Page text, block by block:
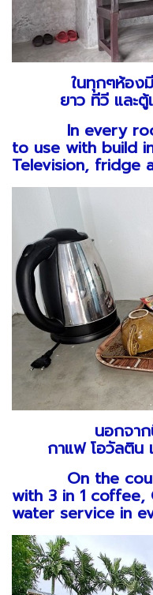
ในทุกๆห้องมีเ
ยาว ทีวี และ
In every
to use with build
Television, fridge
นอกจากนี้
กาแฟ โอวัลติน
On the
with 3 in 1 coffee,
water service in